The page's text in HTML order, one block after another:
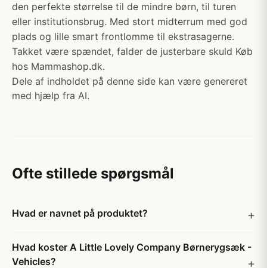
den perfekte størrelse til de mindre børn, til turen
eller institutionsbrug. Med stort midterrum med god
plads og lille smart frontlomme til ekstrasagerne.
Takket være spændet, falder de justerbare skuld Køb
hos Mammashop.dk.
Dele af indholdet på denne side kan være genereret
med hjælp fra AI.
Ofte stillede spørgsmål
Hvad er navnet på produktet?
Hvad koster A Little Lovely Company Børnerygsæk -
Vehicles?